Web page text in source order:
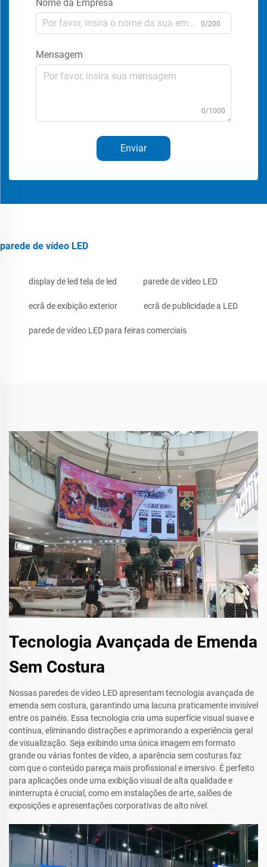
Nome da Empresa
0/200
Mensagem
0/1000
Enviar
parede de vídeo LED
display de led tela de led parede de vídeo LED
ecrã de exibição exterior ecrã de publicidade a LED
parede de vídeo LED para feiras comerciais
Tecnologia Avançada de Emenda
Sem Costura
Nossas paredes de vídeo LED apresentam tecnologia avançada de
emenda sem costura, garantindo uma lacuna praticamente invisível
entre os painéis. Essa tecnologia cria uma superfície visual suave e
contínua, eliminando distrações e aprimorando a experiência geral
de visualização. Seja exibindo uma única imagem em formato
grande ou várias fontes de vídeo, a aparência sem costuras faz
com que o conteúdo pareça mais profissional e imersivo. É perfeito
para aplicações onde uma exibição visual de alta qualidade e
ininterrupta é crucial, como em instalações de arte, salões de
exposições e apresentações corporativas de alto nível.